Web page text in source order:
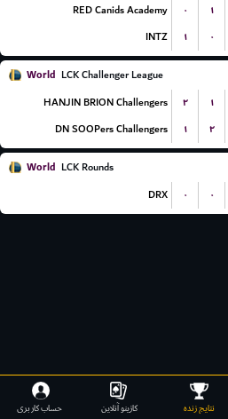
RED Canids Academy
۰ ۱
INTZ
۱ ۰
World LCK Challenger League
HANJIN BRION Challengers
۲ ۱
DN SOOPers Challengers
۱ ۲
World LCK Rounds
DRX
۰ ۰
نتایج زنده کازینو آنلاین حساب کاربری